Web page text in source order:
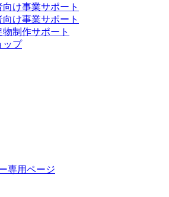
け事業サポート
け事業サポート
物制作サポート
ップ
専用ページ